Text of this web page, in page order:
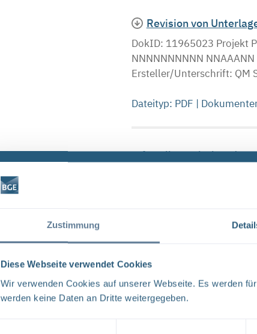
Zustimmung
Diese Webseite verwendet Cookies
Wir verwenden Cookies auf unserer Webseite. Es werden
werden keine Daten an Dritte weitergegeben.
Revision von
DokID: 11965023 Projekt
NNNNNNNNNN
Ersteller/Unterschrift: QM
Dateityp: PDF |
Infostellen zwischen den
Infostellen Die
zwischen dem 22.
BGE Endlager Konrad
Infostellen Asse, Konrad
2020. ...